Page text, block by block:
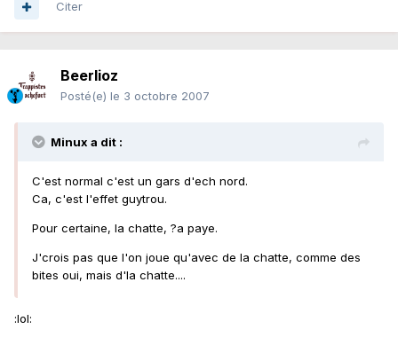
Citer
Beerlioz
Posté(e) le 3 octobre 2007
Minux a dit :
C'est normal c'est un gars d'ech nord.
Ca, c'est l'effet guytrou.
Pour certaine, la chatte, ?a paye.
J'crois pas que l'on joue qu'avec de la chatte, comme des
bites oui, mais d'la chatte....
:lol: